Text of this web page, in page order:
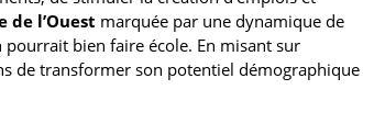
de l’Ouest marquée par une dynamique de
bien faire école. En misant sur
de transformer son potentiel démographique